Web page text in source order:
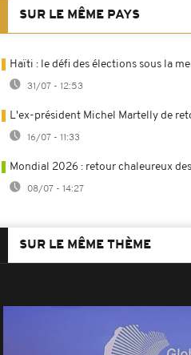
SUR LE MÊME PAYS
Haïti : le défi des élections sous la
31/07 - 12:53
L'ex-président Michel Martelly de
16/07 - 11:33
Mondial 2026 : retour chaleureux
08/07 - 14:27
SUR LE MÊME THÈME